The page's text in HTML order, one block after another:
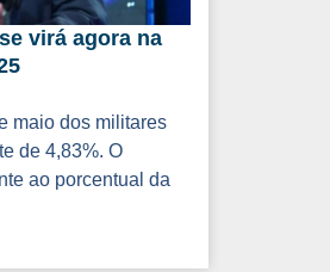
virá agora na
maio dos militares
de 4,83%. O
ao porcentual da